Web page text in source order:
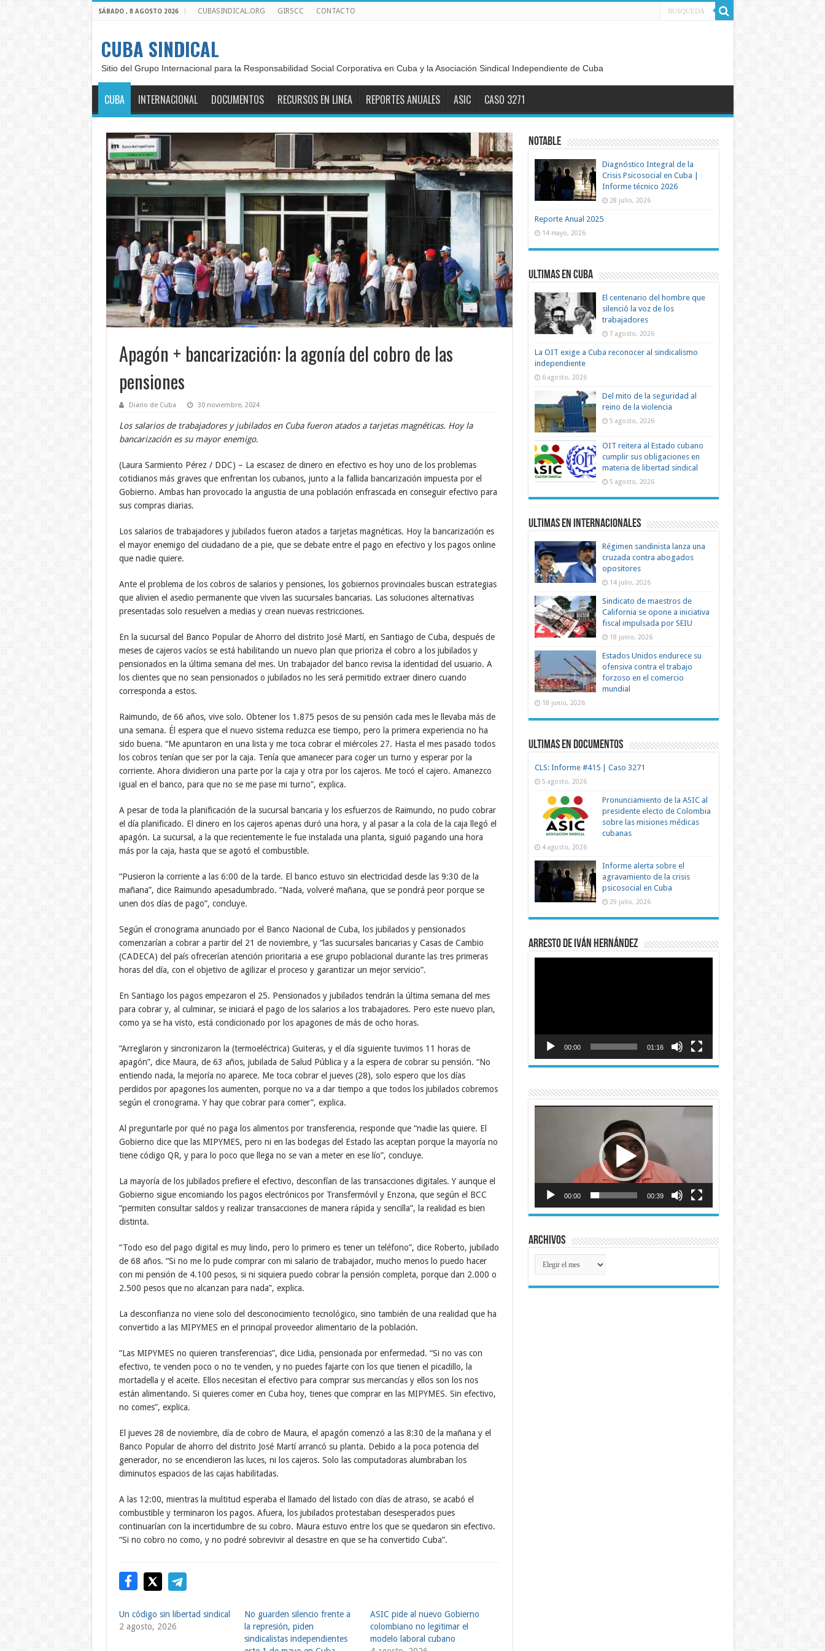
SÁBADO , 8 AGOSTO 2026 CUBASINDICAL.ORG GIRSCC CONTACTO
CUBA SINDICAL
Sitio del Grupo Internacional para la Responsabilidad Social Corporativa en Cuba y la Asociación Sindical Independiente de Cuba
CUBA INTERNACIONAL DOCUMENTOS RECURSOS EN LINEA REPORTES ANUALES ASIC CASO 3271
Apagón + bancarización: la agonía del cobro de las
pensiones
Diario de Cuba 30 noviembre, 2024
Los salarios de trabajadores y jubilados en Cuba fueron atados a tarjetas magnéticas. Hoy la
bancarización es su mayor enemigo.
(Laura Sarmiento Pérez / DDC) – La escasez de dinero en efectivo es hoy uno de los problemas
cotidianos más graves que enfrentan los cubanos, junto a la fallida bancarización impuesta por el
Gobierno. Ambas han provocado la angustia de una población enfrascada en conseguir efectivo para
sus compras diarias.
Los salarios de trabajadores y jubilados fueron atados a tarjetas magnéticas. Hoy la bancarización es
el mayor enemigo del ciudadano de a pie, que se debate entre el pago en efectivo y los pagos online
que nadie quiere.
Ante el problema de los cobros de salarios y pensiones, los gobiernos provinciales buscan estrategias
que alivien el asedio permanente que viven las sucursales bancarias. Las soluciones alternativas
presentadas solo resuelven a medias y crean nuevas restricciones.
En la sucursal del Banco Popular de Ahorro del distrito José Martí, en Santiago de Cuba, después de
meses de cajeros vacíos se está habilitando un nuevo plan que prioriza el cobro a los jubilados y
pensionados en la última semana del mes. Un trabajador del banco revisa la identidad del usuario. A
los clientes que no sean pensionados o jubilados no les será permitido extraer dinero cuando
corresponda a estos.
Raimundo, de 66 años, vive solo. Obtener los 1.875 pesos de su pensión cada mes le llevaba más de
una semana. Él espera que el nuevo sistema reduzca ese tiempo, pero la primera experiencia no ha
sido buena. “Me apuntaron en una lista y me toca cobrar el miércoles 27. Hasta el mes pasado todos
los cobros tenían que ser por la caja. Tenía que amanecer para coger un turno y esperar por la
corriente. Ahora dividieron una parte por la caja y otra por los cajeros. Me tocó el cajero. Amanezco
igual en el banco, para que no se me pase mi turno”, explica.
A pesar de toda la planificación de la sucursal bancaria y los esfuerzos de Raimundo, no pudo cobrar
el día planificado. El dinero en los cajeros apenas duró una hora, y al pasar a la cola de la caja llegó el
apagón. La sucursal, a la que recientemente le fue instalada una planta, siguió pagando una hora
más por la caja, hasta que se agotó el combustible.
“Pusieron la corriente a las 6:00 de la tarde. El banco estuvo sin electricidad desde las 9:30 de la
mañana”, dice Raimundo apesadumbrado. “Nada, volveré mañana, que se pondrá peor porque se
unen dos días de pago”, concluye.
Según el cronograma anunciado por el Banco Nacional de Cuba, los jubilados y pensionados
comenzarían a cobrar a partir del 21 de noviembre, y “las sucursales bancarias y Casas de Cambio
(CADECA) del país ofrecerían atención prioritaria a ese grupo poblacional durante las tres primeras
horas del día, con el objetivo de agilizar el proceso y garantizar un mejor servicio”.
En Santiago los pagos empezaron el 25. Pensionados y jubilados tendrán la última semana del mes
para cobrar y, al culminar, se iniciará el pago de los salarios a los trabajadores. Pero este nuevo plan,
como ya se ha visto, está condicionado por los apagones de más de ocho horas.
“Arreglaron y sincronizaron la (termoeléctrica) Guiteras, y el día siguiente tuvimos 11 horas de
apagón”, dice Maura, de 63 años, jubilada de Salud Pública y a la espera de cobrar su pensión. “No
entiendo nada, la mejoría no aparece. Me toca cobrar el jueves (28), solo espero que los días
perdidos por apagones los aumenten, porque no va a dar tiempo a que todos los jubilados cobremos
según el cronograma. Y hay que cobrar para comer”, explica.
Al preguntarle por qué no paga los alimentos por transferencia, responde que “nadie las quiere. El
Gobierno dice que las MIPYMES, pero ni en las bodegas del Estado las aceptan porque la mayoría no
tiene código QR, y para lo poco que llega no se van a meter en ese lío”, concluye.
La mayoría de los jubilados prefiere el efectivo, desconfían de las transacciones digitales. Y aunque el
Gobierno sigue encomiando los pagos electrónicos por Transfermóvil y Enzona, que según el BCC
“permiten consultar saldos y realizar transacciones de manera rápida y sencilla”, la realidad es bien
distinta.
“Todo eso del pago digital es muy lindo, pero lo primero es tener un teléfono”, dice Roberto, jubilado
de 68 años. “Si no me lo pude comprar con mi salario de trabajador, mucho menos lo puedo hacer
con mi pensión de 4.100 pesos, si ni siquiera puedo cobrar la pensión completa, porque dan 2.000 o
2.500 pesos que no alcanzan para nada”, explica.
La desconfianza no viene solo del desconocimiento tecnológico, sino también de una realidad que ha
convertido a las MIPYMES en el principal proveedor alimentario de la población.
“Las MIPYMES no quieren transferencias”, dice Lidia, pensionada por enfermedad. “Si no vas con
efectivo, te venden poco o no te venden, y no puedes fajarte con los que tienen el picadillo, la
mortadella y el aceite. Ellos necesitan el efectivo para comprar sus mercancías y ellos son los nos
están alimentando. Si quieres comer en Cuba hoy, tienes que comprar en las MIPYMES. Sin efectivo,
no comes”, explica.
El jueves 28 de noviembre, día de cobro de Maura, el apagón comenzó a las 8:30 de la mañana y el
Banco Popular de ahorro del distrito José Martí arrancó su planta. Debido a la poca potencia del
generador, no se encendieron las luces, ni los cajeros. Solo las computadoras alumbraban los
diminutos espacios de las cajas habilitadas.
A las 12:00, mientras la multitud esperaba el llamado del listado con días de atraso, se acabó el
combustible y terminaron los pagos. Afuera, los jubilados protestaban desesperados pues
continuarían con la incertidumbre de su cobro. Maura estuvo entre los que se quedaron sin efectivo.
“Si no cobro no como, y no podré sobrevivir al desastre en que se ha convertido Cuba”.
Un código sin libertad sindical
2 agosto, 2026
No guarden silencio frente a
la represión, piden
sindicalistas independientes
ASIC pide al nuevo Gobierno
colombiano no legitimar el
modelo laboral cubano
Notable
Diagnóstico Integral de la
Crisis Psicosocial en Cuba |
Informe técnico 2026
28 julio, 2026
Reporte Anual 2025
14 mayo, 2026
Ultimas en Cuba
El centenario del hombre que
silenció la voz de los
trabajadores
7 agosto, 2026
La OIT exige a Cuba reconocer al sindicalismo
independiente
6 agosto, 2026
Del mito de la seguridad al
reino de la violencia
5 agosto, 2026
OIT reitera al Estado cubano
cumplir sus obligaciones en
materia de libertad sindical
5 agosto, 2026
Ultimas en Internacionales
Régimen sandinista lanza una
cruzada contra abogados
opositores
14 julio, 2026
Sindicato de maestros de
California se opone a iniciativa
fiscal impulsada por SEIU
18 junio, 2026
Estados Unidos endurece su
ofensiva contra el trabajo
forzoso en el comercio
mundial
18 junio, 2026
Ultimas en documentos
CLS: Informe #415 | Caso 3271
5 agosto, 2026
Pronunciamiento de la ASIC al
presidente electo de Colombia
sobre las misiones médicas
cubanas
4 agosto, 2026
Informe alerta sobre el
agravamiento de la crisis
psicosocial en Cuba
29 julio, 2026
Arresto de Iván Hernández
00:00 01:16
Reproductor
00:00 00:39
Archivos
Archivos